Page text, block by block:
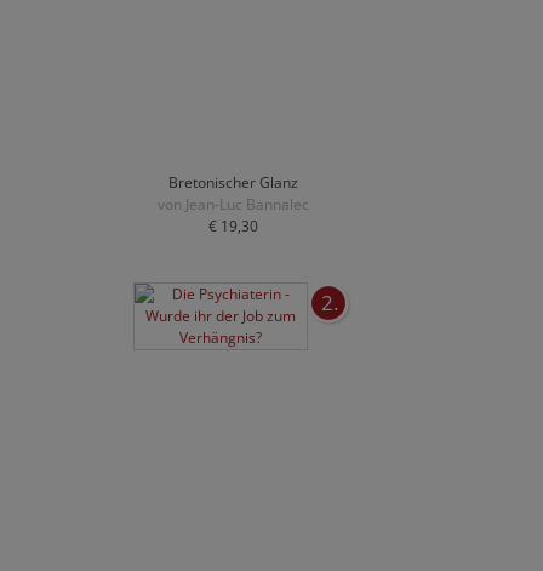
Bretonischer Glanz
von Jean-Luc Bannalec
€ 19,30
2.